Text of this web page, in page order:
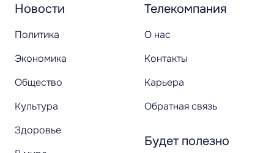
Новости
Политика
Экономика
Общество
Культура
Здоровье
Телекомпания
О нас
Контакты
Карьера
Обратная связь
Будет полезно